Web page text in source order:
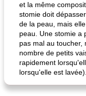
et la même
stomie doit
de la peau, mais
peau. Une stomie a
pas mal au toucher,
nombre de petits
rapidement
lorsqu'elle est